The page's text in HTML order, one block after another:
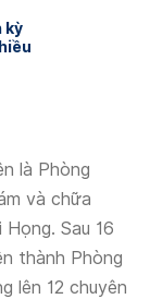
kỳ
là Phòng
và chữa
Sau 16
thành Phòng
lên 12 chuyên